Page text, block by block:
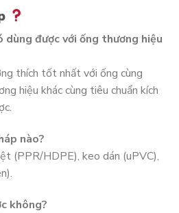
dùng được với ống thương hiệu
thích tốt nhất với ống cùng
hiệu khác cùng tiêu chuẩn kích
nào?
(PPR/HDPE), keo dán (uPVC),
không?